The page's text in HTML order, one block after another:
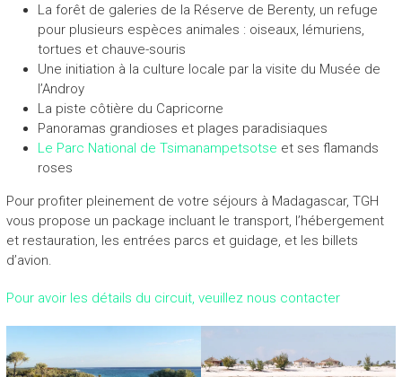
i
o
n
,
u
v
e
l
e
s
La forêt de galeries de la Réserve de Berenty, un refuge
pour plusieurs espèces animales : oiseaux, lémuriens,
tortues et chauve-souris
Une initiation à la culture locale par la visite du Musée de
l’Androy
La piste côtière du Capricorne
Panoramas grandioses et plages paradisiaques
Le Parc National de Tsimanampetsotse et ses flamands
roses
Pour profiter pleinement de votre séjours à Madagascar, TGH
vous propose un package incluant le transport, l’hébergement
et restauration, les entrées parcs et guidage, et les billets
d’avion.
Pour avoir les détails du circuit, veuillez nous contacter